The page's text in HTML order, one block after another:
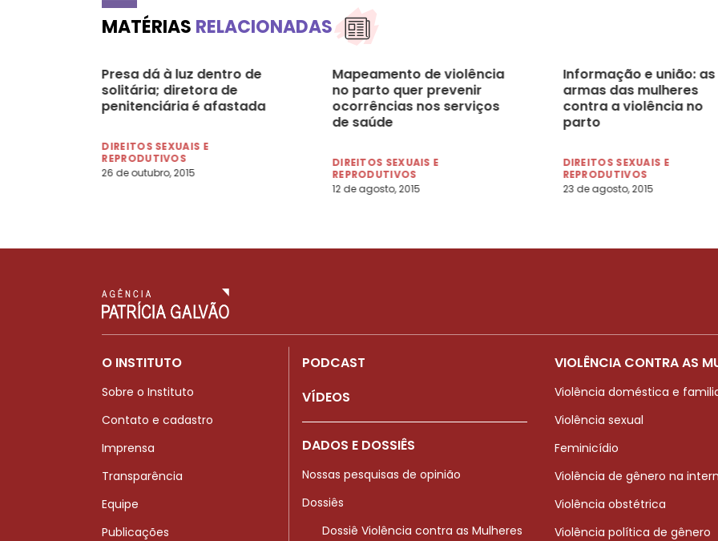
MATÉRIAS RELACIONADAS
Presa dá à luz dentro de
solitária; diretora de
penitenciária é afastada
DIREITOS SEXUAIS E
REPRODUTIVOS
26 de outubro, 2015
Mapeamento de violência
no parto quer prevenir
ocorrências nos serviços
de saúde
DIREITOS SEXUAIS E
REPRODUTIVOS
12 de agosto, 2015
Informação e união: as
armas das mulheres
contra a violência no
parto
DIREITOS SEXUAIS E
REPRODUTIVOS
23 de agosto, 2015
O INSTITUTO
Sobre o Instituto
Contato e cadastro
Imprensa
Transparência
Equipe
Publicações
PODCAST
VÍDEOS
DADOS E DOSSIÊS
Nossas pesquisas de opinião
Dossiês
Dossiê Violência contra as Mulheres
VIOLÊNCIA CONTRA AS
Violência doméstica e
Violência sexual
Feminicídio
Violência de gênero na
Violência obstétrica
Violência política de gênero